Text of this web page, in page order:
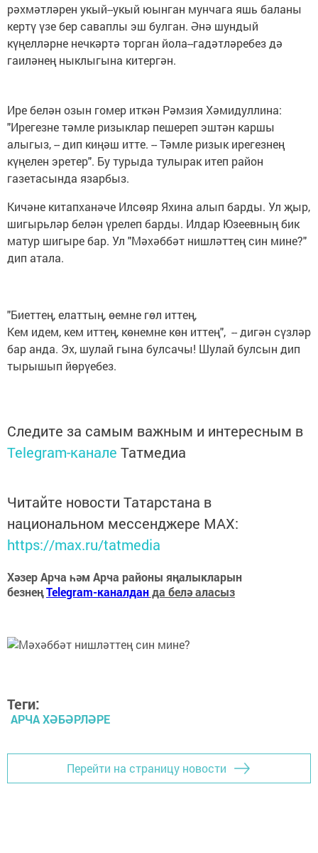
рәхмәтләрен укый--укый юынган мунчага яшь баланы
кертү үзе бер саваплы эш булган. Әнә шундый
күңелләрне нечкәртә торган йола--гадәтләребез дә
гаиләнең ныклыгына китергән.
Ире белән озын гомер иткән Рәмзия Хәмидуллина:
"Ирегезне тәмле ризыклар пешереп эштән каршы
алыгыз, -- дип киңәш итте. -- Тәмле ризык ирегезнең
күңелен эретер". Бу турыда тулырак итеп район
газетасында язарбыз.
Кичәне китапханәче Илсөяр Яхина алып барды. Ул җыр,
шигырьләр белән үрелеп барды. Илдар Юзеевның бик
матур шигыре бар. Ул "Мәхәббәт нишләттең син мине?"
дип атала.
"Биеттең, елаттың, өемне гөл иттең,
Кем идем, кем иттең, көнемне көн иттең", -- дигән сүзләр
бар анда. Эх, шулай гына булсачы! Шулай булсын дип
тырышып йөрүебез.
Следите за самым важным и интересным в
Telegram-канале Татмедиа
Читайте новости Татарстана в
национальном мессенджере MАХ:
https://max.ru/tatmedia
Хәзер Арча һәм Арча районы яңалыкларын
безнеңTelegram-каналданда белә аласыз
Теги:
АРЧА ХӘБӘРЛӘРЕ
Перейти на страницу новости